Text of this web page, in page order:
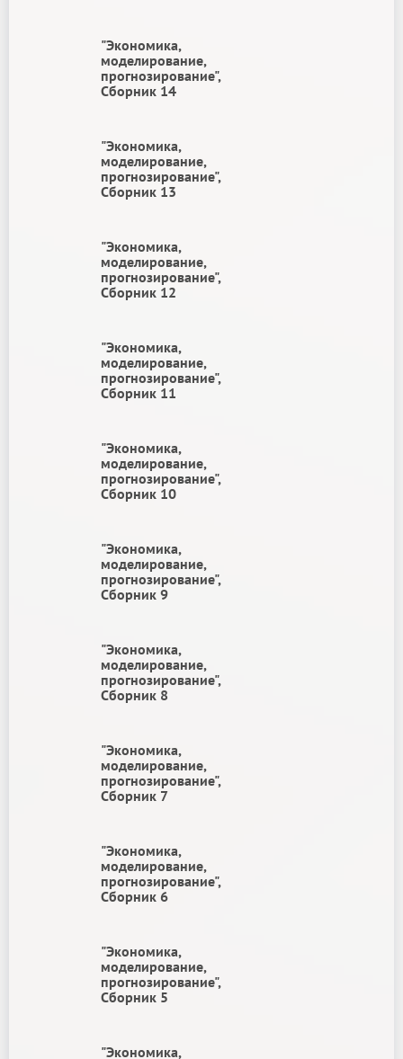
"Экономика,
моделирование,
прогнозирование",
Сборник 14
"Экономика,
моделирование,
прогнозирование",
Сборник 13
"Экономика,
моделирование,
прогнозирование",
Сборник 12
"Экономика,
моделирование,
прогнозирование",
Сборник 11
"Экономика,
моделирование,
прогнозирование",
Сборник 10
"Экономика,
моделирование,
прогнозирование",
Сборник 9
"Экономика,
моделирование,
прогнозирование",
Сборник 8
"Экономика,
моделирование,
прогнозирование",
Сборник 7
"Экономика,
моделирование,
прогнозирование",
Сборник 6
"Экономика,
моделирование,
прогнозирование",
Сборник 5
"Экономика,